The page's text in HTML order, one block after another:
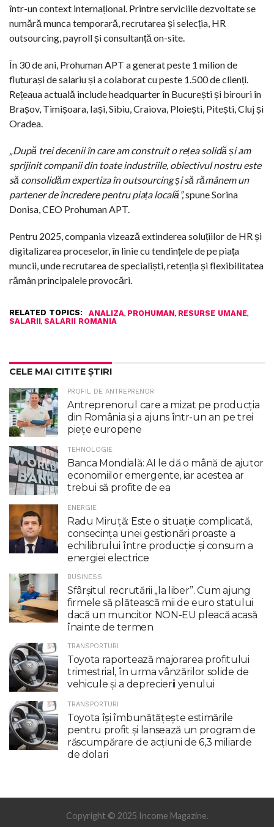
într-un context internațional. Printre serviciile dezvoltate se
numără munca temporară, recrutarea și selecția, HR
outsourcing, payroll și consultanță on-site.
În 30 de ani, Prohuman APT a generat peste 1 milion de
fluturași de salariu și a colaborat cu peste 1.500 de clienți.
Rețeaua actuală include headquarter în București și birouri în
Brașov, Timișoara, Iași, Sibiu, Craiova, Ploiești, Pitești, Cluj și
Oradea.
„După trei decenii în care am construit o rețea solidă și am
sprijinit companii din toate industriile, obiectivul nostru este
să consolidăm expertiza în outsourcing și să rămânem un
partener de încredere pentru piața locală”,spune Sorina
Donisa, CEO Prohuman APT.
Pentru 2025, compania vizează extinderea soluțiilor de HR și
digitalizarea proceselor, în linie cu tendințele de pe piața
muncii, unde recrutarea de specialiști, retenția și flexibilitatea
rămân principalele provocări.
RELATED TOPICS: ANALIZA, PROHUMAN, RESURSE UMANE,
SALARII, SALARII ROMANIA
CELE MAI CITITE ȘTIRI
PROFIL DE ANTREPRENOR
Antreprenorul care a mizat pe producția
din România și a ajuns într-un an pe trei
piețe europene
TEHNOLOGIE
Banca Mondială: AI le dă o mână de ajutor
economiilor emergente, iar acestea ar
trebui să profite de ea
ENERGIE
Radu Miruţă: Este o situaţie complicată,
consecinţa unei gestionări proaste a
echilibrului între producţie şi consum a
energiei electrice
BUSINESS
Sfârșitul recrutării „la liber”. Cum ajung
firmele să plătească mii de euro statului
dacă un muncitor NON-EU pleacă acasă
înainte de termen
TRANSPORTURI
Toyota raportează majorarea profitului
trimestrial, în urma vânzărilor solide de
vehicule și a deprecierii yenului
TRANSPORTURI
Toyota îşi îmbunătăţeşte estimările
pentru profit şi lansează un program de
răscumpărare de acţiuni de 6,3 miliarde
de dolari
Copyright © 2025 Income Magazine.